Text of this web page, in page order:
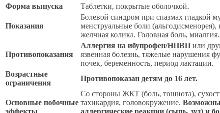
Форма выпуска
Таблетки, покрытые оболочкой.
Показания
Болевой синдром при спазмах гладкой
менструальные боли
желчная колика. Головная боль, миалгия.
Противопоказания
Аллергия на ибупрофен/НПВП или
язвенная болезнь, тяжелые нарушения
почек, беременность, период лактации.
Возрастные
ограничения
Противопоказан детям до 16 лет.
Основные побочные
эффекты
Со стороны ЖКТ (боль, тошнота),
тахикардия, головокружение.
аллергические реакции (сыпь, зуд) и